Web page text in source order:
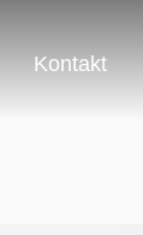
Kontakt